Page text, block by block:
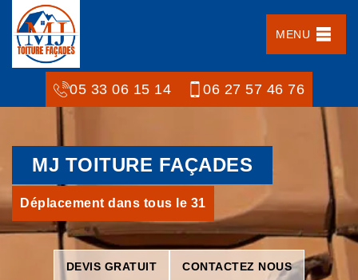
MENU
05 33 06 15 14 06 27 57 46 76
MJ TOITURE FAÇADES
Déplacement dans tous le 31
DEVIS GRATUIT CONTACTEZ NOUS